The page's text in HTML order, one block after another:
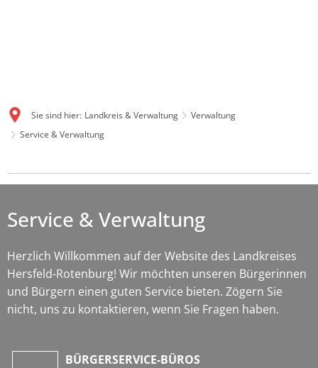
Sie sind hier: Landkreis & Verwaltung
Verwaltung
Service & Verwaltung
Service
Verwaltung
Service & Verwaltung
Herzlich Willkommen auf der Website des Landkreises
Hersfeld-Rotenburg! Wir möchten unseren Bürgerinnen
und Bürgern einen guten Service bieten. Zögern Sie
nicht, uns zu kontaktieren, wenn Sie Fragen haben.
BÜRGERSERVICE-BÜROS